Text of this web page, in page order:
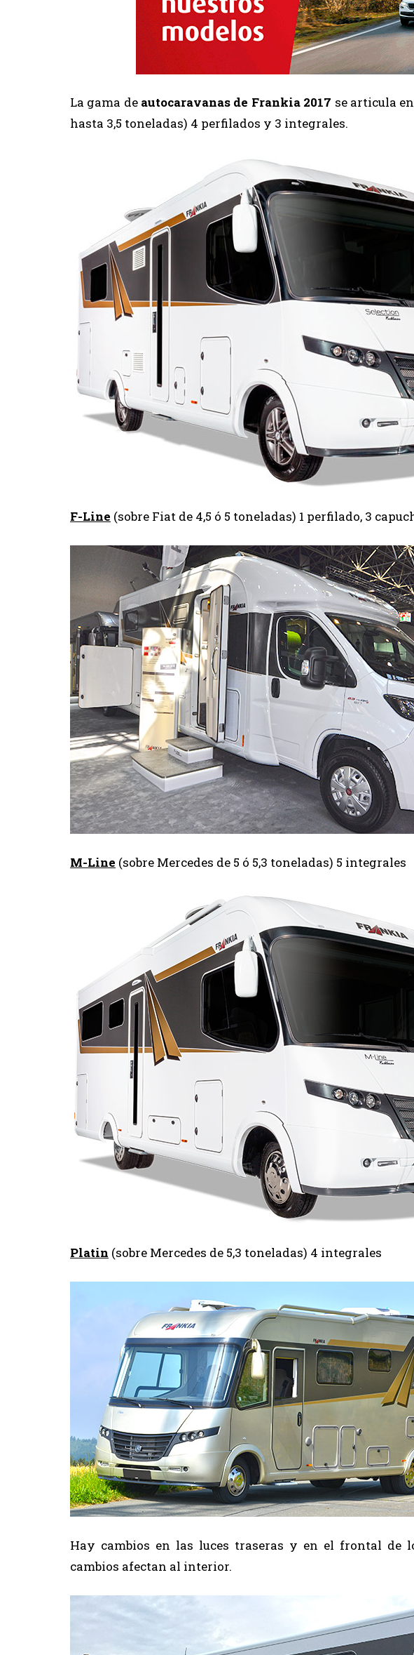
La gama de autocaravanas de Frankia 2017 se articula
hasta 3,5 toneladas) 4 perfilados y 3 integrales.
F-Line (sobre Fiat de 4,5 ó 5 toneladas) 1 perfilado, 3
M-Line (sobre Mercedes de 5 ó 5,3 toneladas) 5 integrales
Platin (sobre Mercedes de 5,3 toneladas) 4 integrales
Hay cambios en las luces traseras y en el frontal de
cambios afectan al interior.